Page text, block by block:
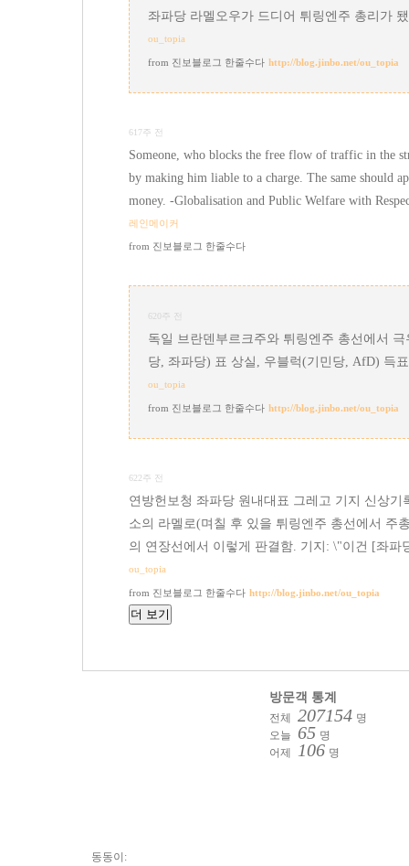
좌파당 라멜오우가 드디어 튀링엔주 총리가
ou_topia
진보블로그 한줄수다 http://blog.jinbo.net/ou_topia
617주 전
Someone, who blocks the free flow of traffic in the
by making him liable to a charge. The same should
money. -Globalisation and Public Welfare with
레인메이커
진보블로그 한줄수다
620주 전
독일 브란덴부르크주와 튀링엔주 총선에서
당, 좌파당) 표 상실, 우블럭(기민당, AfD) 득
ou_topia
진보블로그 한줄수다 http://blog.jinbo.net/ou_topia
622주 전
연방헌보청 좌파당 원내대표 그레고 기지 신상
소의 라멜로(며칠 후 있을 튀링엔주 총선에서 주
의 연장선에서 이렇게 판결함. 기지: \"이건 [좌파
ou_topia
진보블로그 한줄수다 http://blog.jinbo.net/ou_topia
동동이
방문객 통계
전체 207154 명
오늘 65 명
어제
106 명